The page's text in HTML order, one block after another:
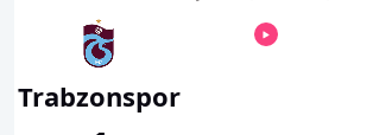
Trabzonspor